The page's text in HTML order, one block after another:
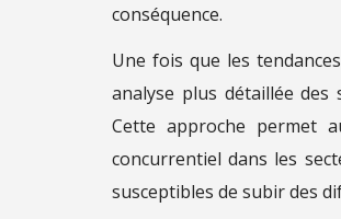
conséquence.
Une fois que les
analyse plus détaillée
Cette approche permet
concurrentiel dans les
susceptibles de subir des